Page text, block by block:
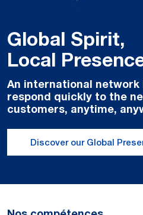
Global Spirit,
Local
An international network
respond quickly to the
customers, anytime,
Discover our Global